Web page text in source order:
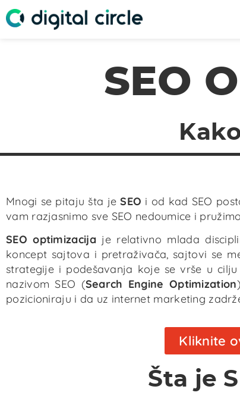
SEO
Mnogi se pitaju šta je SEO i od kad SEO
vam razjasnimo sve SEO nedoumice i
SEO optimizacijaje relativno mlada
koncept sajtova i pretraživača, sajtovi se
strategije i podešavanja koje se vrše u
nazivom SEO (Search Engine Optimization
pozicioniraju i da uz internet marketing
Kliknite
Šta je